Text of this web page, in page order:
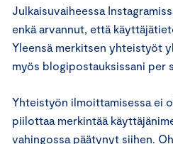
Julkaisuvaiheessa
enkä arvannut, että
Yleensä merkitsen yhteistyöt
myös blogipostauksissani per
Yhteistyön ilmoittamisessa ei
piilottaa merkintää
vahingossa päätynyt siihen.